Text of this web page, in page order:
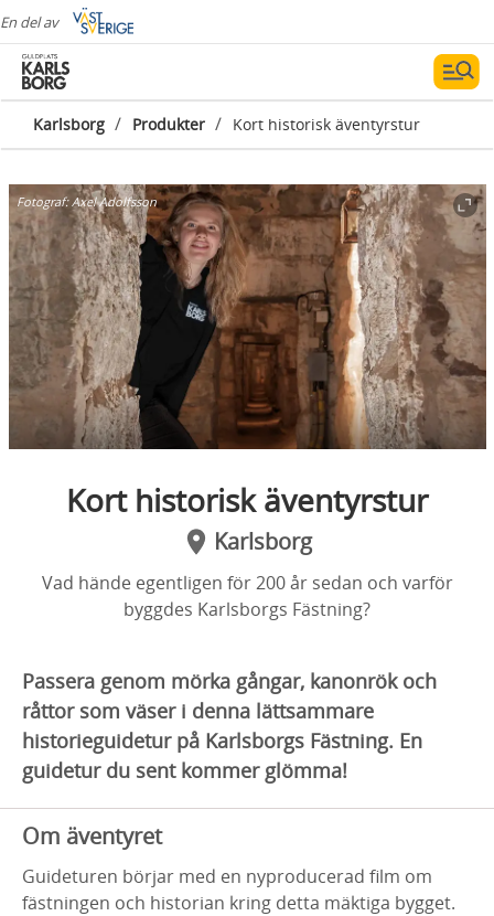
En del av
Karlsborg / Produkter / Kort historisk äventyrstur
Fotograf:Axel Adolfsson
Kort historisk äventyrstur
Karlsborg
Vad hände egentligen för 200 år sedan och varför
byggdes Karlsborgs Fästning?
Passera genom mörka gångar, kanonrök och
råttor som väser i denna lättsammare
historieguidetur på Karlsborgs Fästning. En
guidetur du sent kommer glömma!
Om äventyret
Guideturen börjar med en nyproducerad film om
fästningen och historian kring detta mäktiga bygget.